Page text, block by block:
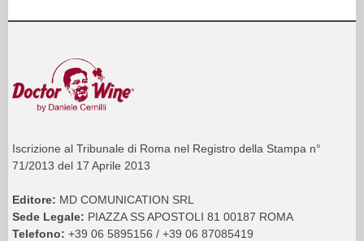
Iscrizione al Tribunale di Roma nel Registro della Stampa n°
71/2013 del 17 Aprile 2013
Editore: MD COMUNICATION SRL
Sede Legale: PIAZZA SS APOSTOLI 81 00187 ROMA
Telefono: +39 06 5895156 / +39 06 87085419